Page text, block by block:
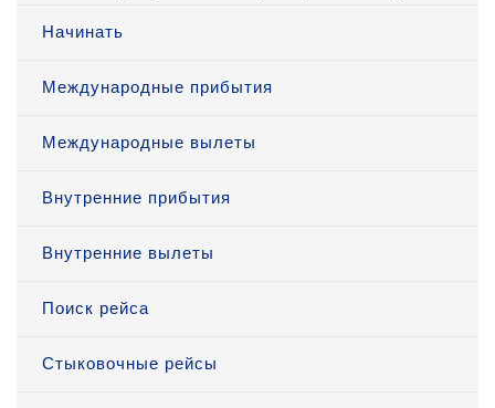
Начинать
Международные прибытия
Международные вылеты
Внутренние прибытия
Внутренние вылеты
Поиск рейса
Стыковочные рейсы